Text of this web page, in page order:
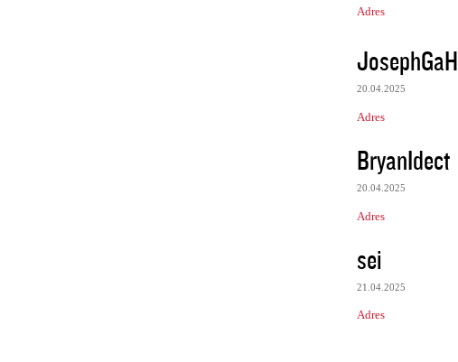
Adres
JosephGaH
20.04.2025
Adres
BryanIdect
20.04.2025
Adres
sei
21.04.2025
Adres